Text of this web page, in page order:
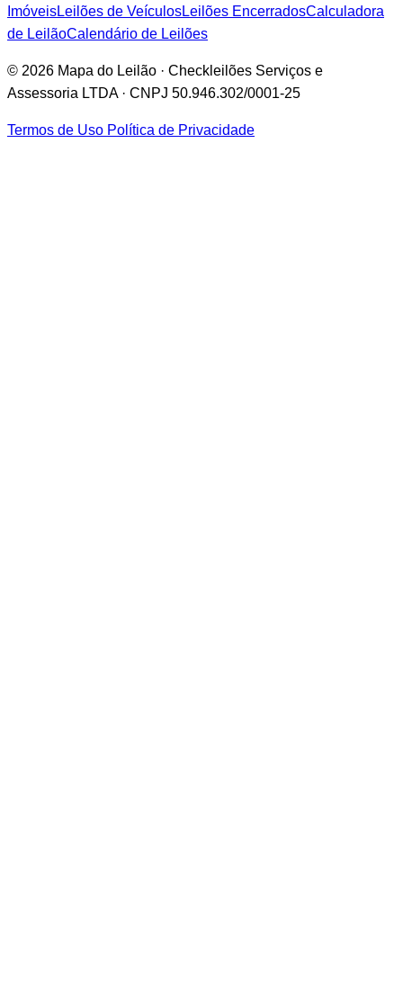
ImóveisLeilões de VeículosLeilões EncerradosCalculadora
de LeilãoCalendário de Leilões
© 2026 Mapa do Leilão · Checkleilões Serviços e
Assessoria LTDA · CNPJ 50.946.302/0001-25
Termos de Uso Política de Privacidade